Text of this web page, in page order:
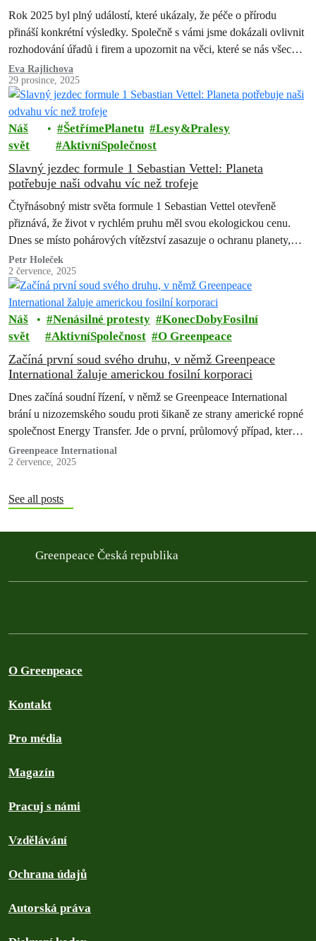
Rok 2025 byl plný událostí, které ukázaly, že péče o přírodu
přináší konkrétní výsledky. Společně s vámi jsme dokázali ovlivnit
rozhodování úřadů i firem a upozornit na věci, které se nás všech
dotýkají – ovzduší, lesy i životní prostředí kolem nás. Děkujeme
každému, kdo se jakkoli zapojil. Bez vás bychom následujících
úspěchů nedosáhli.
Eva Rajlichova
29 prosince, 2025
Náš
svět
ŠetřímePlanetu
Lesy&Pralesy
AktivníSpolečnost
Slavný jezdec formule 1 Sebastian Vettel: Planeta
potřebuje naši odvahu víc než trofeje
Čtyřnásobný mistr světa formule 1 Sebastian Vettel otevřeně
přiznává, že život v rychlém pruhu měl svou ekologickou cenu.
Dnes se místo pohárových vítězství zasazuje o ochranu planety,
cestuje s Greenpeace do…
Petr Holeček
2 července, 2025
Náš
svět
Nenásilné protesty
KonecDobyFosilní
AktivníSpolečnost
O Greenpeace
Začíná první soud svého druhu, v němž Greenpeace
International žaluje americkou fosilní korporaci
Dnes začíná soudní řízení, v němž se Greenpeace International
brání u nizozemského soudu proti šikaně ze strany americké ropné
společnost Energy Transfer. Jde o první, průlomový případ, který
otestuje novou…
Greenpeace International
2 července, 2025
See all posts
Greenpeace Česká republika
O Greenpeace
Kontakt
Pro média
Magazín
Pracuj s námi
Vzdělávání
Ochrana údajů
Autorská práva